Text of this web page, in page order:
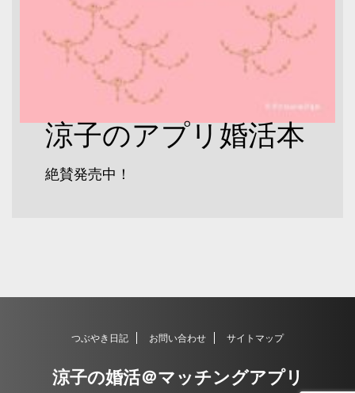
涼子のアプリ婚活本
絶賛発売中！
つぶやき日記 お問い合わせ サイトマップ
涼子の婚活＠マッチングアプリ